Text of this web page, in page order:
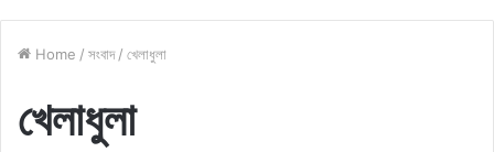
Home / সংবাদ / খেলাধুলা
খেলাধুলা